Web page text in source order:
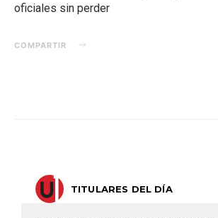
oficiales sin perder
COMPARTIR
TITULARES DEL DÍA